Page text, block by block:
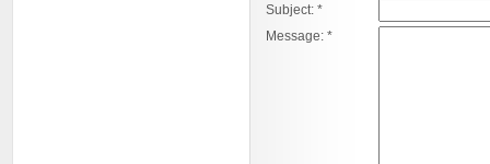
Subject: *
Message: *